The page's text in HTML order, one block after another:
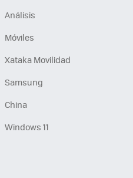
Análisis
Móviles
Xataka Movilidad
Samsung
China
Windows 11